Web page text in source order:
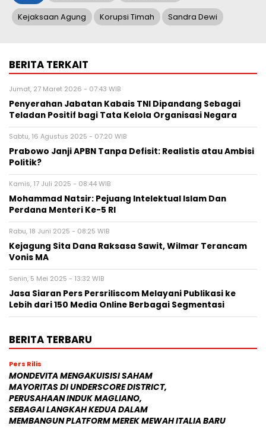
Kejaksaan Agung Korupsi Timah Sandra Dewi
BERITA TERKAIT
Jumat, 27 Maret 2026 - 07:43 WIB
Penyerahan Jabatan Kabais TNI Dipandang Sebagai
Teladan Positif bagi Tata Kelola Organisasi Negara
Sabtu, 16 Agustus 2025 - 07:20 WIB
Prabowo Janji APBN Tanpa Defisit: Realistis atau Ambisi
Politik?
Kamis, 17 Juli 2025 - 08:44 WIB
Mohammad Natsir: Pejuang Intelektual Islam Dan
Perdana Menteri Ke-5 RI
Rabu, 18 Juni 2025 - 08:25 WIB
Kejagung Sita Dana Raksasa Sawit, Wilmar Terancam
Vonis MA
Senin, 5 Mei 2025 - 13:32 WIB
Jasa Siaran Pers Persriliscom Melayani Publikasi ke
Lebih dari 150 Media Online Berbagai Segmentasi
BERITA TERBARU
Pers Rilis
MONDEVITA MENGAKUISISI SAHAM
MAYORITAS DI UNDERSCORE DISTRICT,
PERUSAHAAN INDUK MAGLIANO,
SEBAGAI LANGKAH KEDUA DALAM
MEMBANGUN PLATFORM MEREK MEWAH ITALIA BARU